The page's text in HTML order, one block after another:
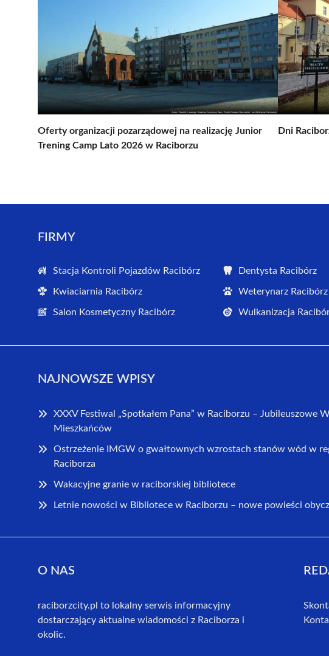
Oferty organizacji pozarządowej na realizację Junior
Trening Camp Lato 2026 w Raciborzu
Dni
FIRMY
Stacja Kontroli Pojazdów Racibórz Dentysta Racibórz
Kwiaciarnia Racibórz Weterynarz Racibórz
Salon Kosmetyczny Racibórz Wulkanizacja
NAJNOWSZE WPISY
XXXV Festiwal „Spotkałem Pana” w Raciborzu – Jubileuszowe
Mieszkańców
Ostrzeżenie IMGW o gwałtownych wzrostach stanów wód w
Raciborza
Wakacyjne granie w raciborskiej bibliotece
Letnie nowości w Bibliotece w Raciborzu – nowe powieści
O NAS
raciborzcity.pl to lokalny serwis informacyjny
dostarczający aktualne wiadomości z Raciborza i
okolic.